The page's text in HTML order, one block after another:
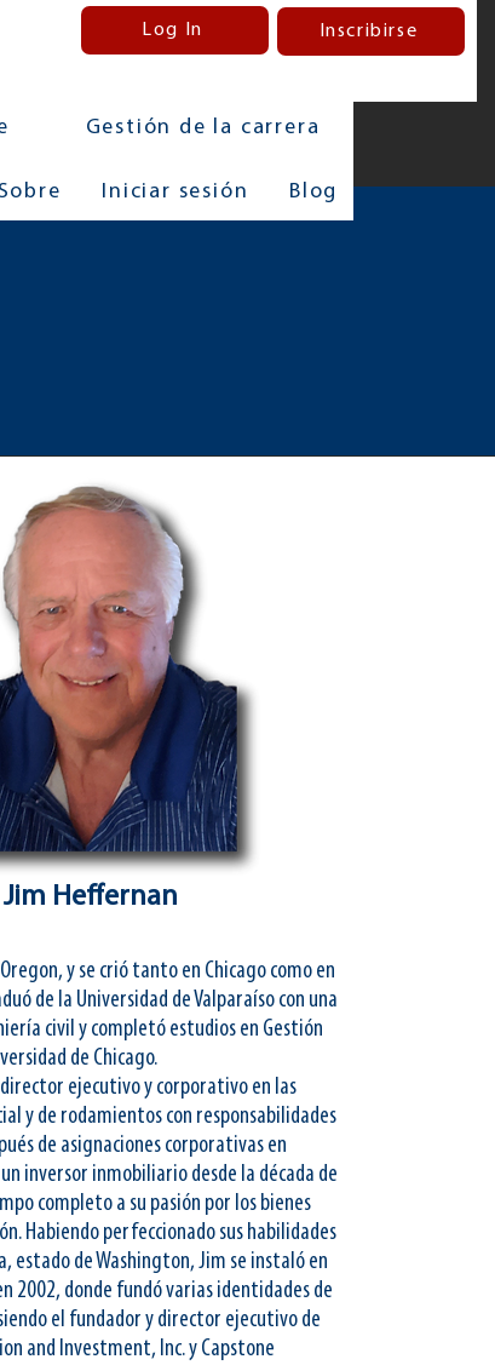
Log In Inscribirse
Gestión de la carrera
Sobre Iniciar sesión Blog
Jim Heffernan
y se crió tanto en Chicago como en
de la Universidad de Valparaíso con una
civil y completó estudios en Gestión
de Chicago.
ejecutivo y corporativo en las
y de rodamientos con responsabilidades
de asignaciones corporativas en
inversor inmobiliario desde la década de
completo a su pasión por los bienes
Habiendo perfeccionado sus habilidades
estado de Washington, Jim se instaló en
2002, donde fundó varias identidades de
el fundador y director ejecutivo de
and Investment, Inc. y Capstone